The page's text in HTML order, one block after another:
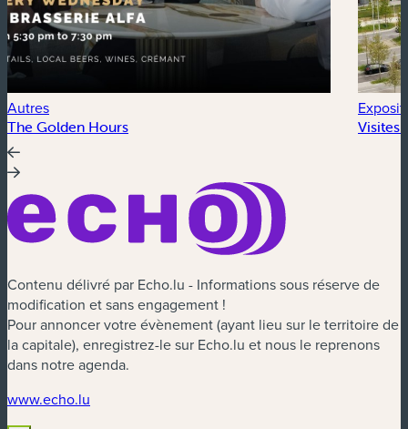
Autres
The Golden Hours Visites
Contenu délivré par Echo.lu - Informations sous réserve de
modification et sans engagement !
Pour annoncer votre évènement (ayant lieu sur le territoire de
la capitale), enregistrez-le sur Echo.lu et nous le reprenons
dans notre agenda.
www.echo.lu